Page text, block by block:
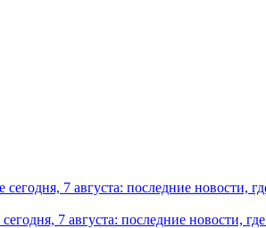
7 августа: последние новости,
7 августа: последние новости,